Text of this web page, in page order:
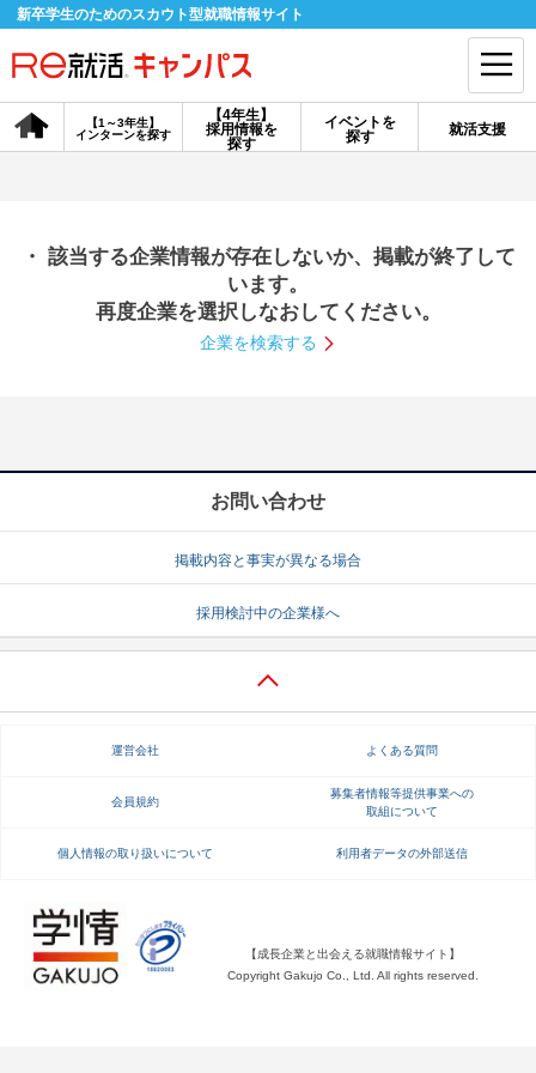
新卒学生のためのスカウト型就職情報サイト
【4年生】
採用情報を
探す
【1～3年生】
インターンを探す
イベントを
探す
就活支援
会員登録 ログイン
探す
【4年生】
説明会を探す
就活ノウハウ・サポート
就活ノウハウが満載！ お役立ち記事・相談室など
就活ニュースペーパー よくある質問
不明点があればこちら
・ 該当する企業情報が存在しないか、掲載が終了して
います。
再度企業を選択しなおしてください。
企業を検索する
お問い合わせ
掲載内容と事実が異なる場合
採用検討中の企業様へ
運営会社 よくある質問
会員規約
募集者情報等提供事業への
取組について
個人情報の取り扱いについて 利用者データの外部送信
【成長企業と出会える就職情報サイト】
Copyright Gakujo Co., Ltd. All rights reserved.